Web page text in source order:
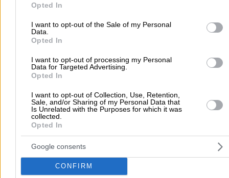
Opted In
I want to opt-out of the Sale of my Personal
Data.
Opted In
I want to opt-out of processing my Personal
Data for Targeted Advertising.
Opted In
I want to opt-out of Collection, Use, Retention,
Sale, and/or Sharing of my Personal Data that
Is Unrelated with the Purposes for which it was
collected.
Opted In
Google consents
CONFIRM
User Reviews
2
0
0
(2 reviews)
Elen S.
04/03/2026 16:12